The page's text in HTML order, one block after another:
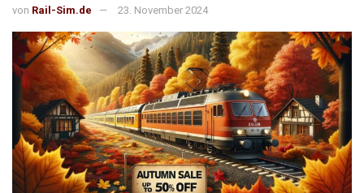
von Rail-Sim.de 23. November 2024